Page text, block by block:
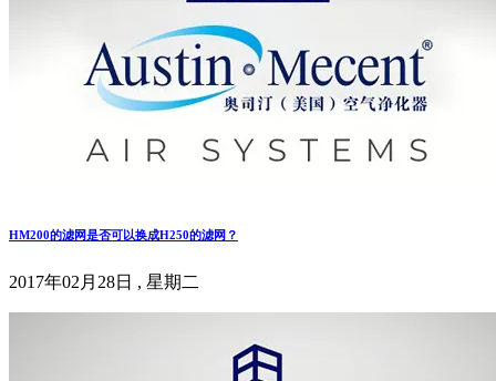
HM200的滤网是否可以换成H250的滤网？
2017年02月28日 , 星期二